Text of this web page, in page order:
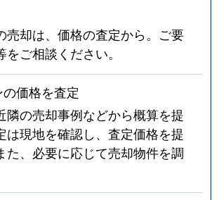
1,800万円 大国町
1,700万円 大国町
徒
1,500万円 大国町
1,800万円 大国町
売却は、価格の査定から。ご要
ご相談ください。
価格を査定
隣の売却事例などから概算を提
は現地を確認し、査定価格を提
た、必要に応じて売却物件を調